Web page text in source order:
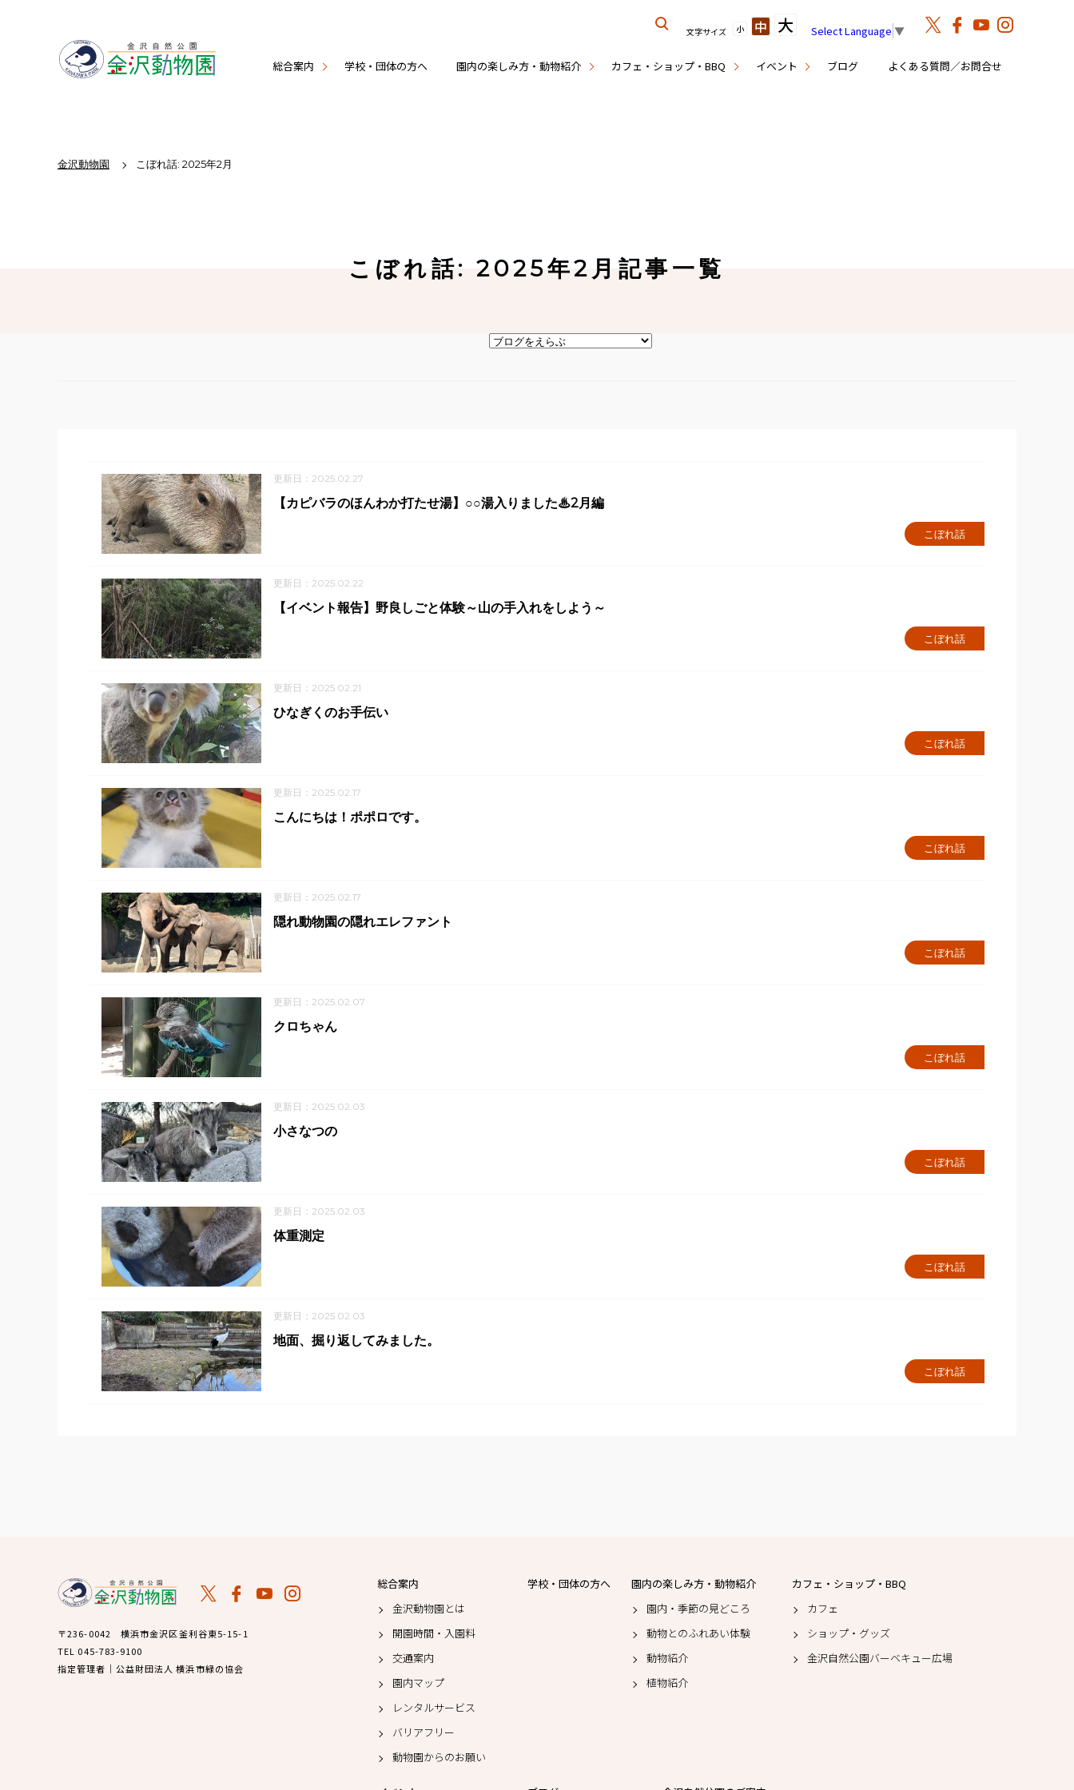
総合案内 学校・団体の方へ 園内の楽しみ方・動物紹介 カフェ・ショップ・BBQ イベント ブログ よくある質問／お問合せ
文字サイズ 小 中 大 Select Language ▼
金沢動物園 こぼれ話: 2025年2月
こぼれ話: 2025年2月記事一覧
更新日：2025.02.27
こぼれ話
【カピバラのほんわか打たせ湯】○○湯入りました♨2月編
更新日：2025.02.22
こぼれ話
【イベント報告】野良しごと体験～山の手入れをしよう～
更新日：2025.02.21
こぼれ話
ひなぎくのお手伝い
更新日：2025.02.17
こぼれ話
こんにちは！ポポロです。
更新日：2025.02.17
こぼれ話
隠れ動物園の隠れエレファント
更新日：2025.02.07
こぼれ話
クロちゃん
更新日：2025.02.03
こぼれ話
小さなつの
更新日：2025.02.03
こぼれ話
体重測定
更新日：2025.02.03
こぼれ話
地面、掘り返してみました。
〒236-0042 横浜市金沢区釜利谷東5-15-1
TEL 045-783-9100
指定管理者｜公益財団法人 横浜市緑の協会
総合案内
金沢動物園とは
開園時間・入園料
交通案内
園内マップ
レンタルサービス
バリアフリー
動物園からのお願い
学校・団体の方へ
園内の楽しみ方・動物紹介
園内・季節の見どころ
動物とのふれあい体験
動物紹介
植物紹介
カフェ・ショップ・BBQ
カフェ
ショップ・グッズ
金沢自然公園バーベキュー広場